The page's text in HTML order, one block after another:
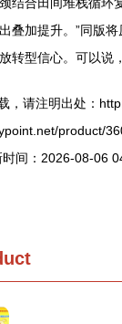
叠加提升。”同版
转型信心。可以说，
，请注明出处：
product/
时间：2026-08-06